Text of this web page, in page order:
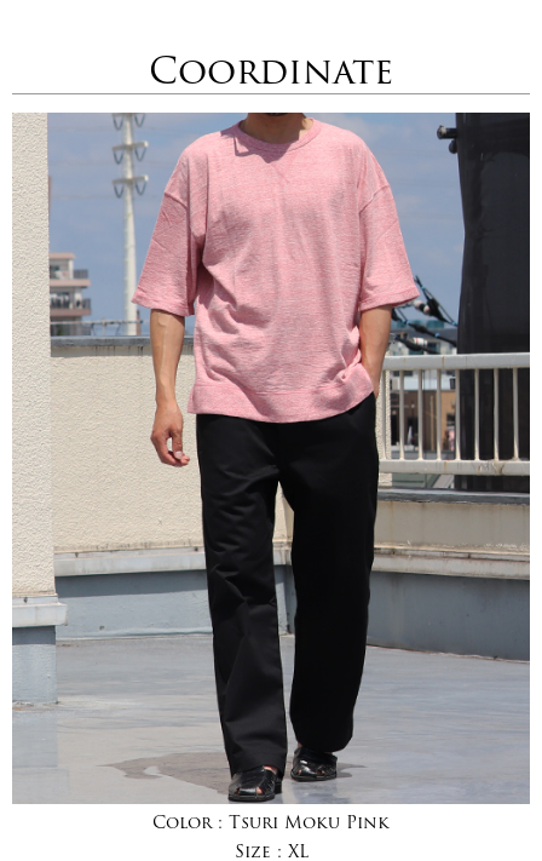
Coordinate
Color : Tsuri Moku Pink
Size : XL